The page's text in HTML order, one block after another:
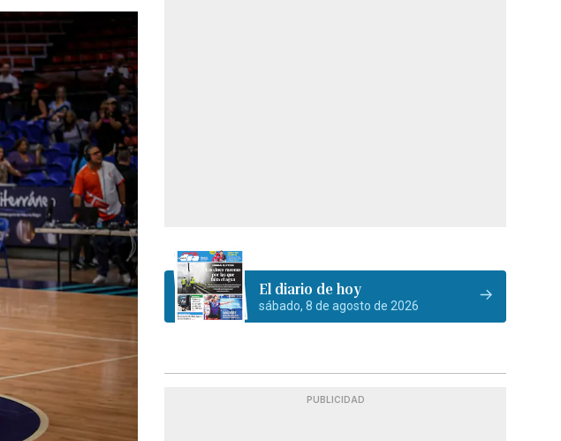
El diario de hoy
sábado, 8 de agosto de 2026
PUBLICIDAD